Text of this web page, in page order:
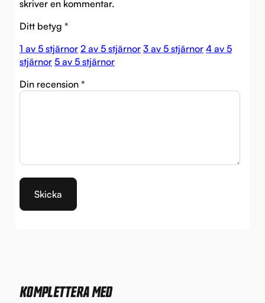
skriver en kommentar.
Ditt betyg *
1 av 5 stjärnor 2 av 5 stjärnor 3 av 5 stjärnor 4 av 5
stjärnor 5 av 5 stjärnor
Din recension *
KOMPLETTERA MED